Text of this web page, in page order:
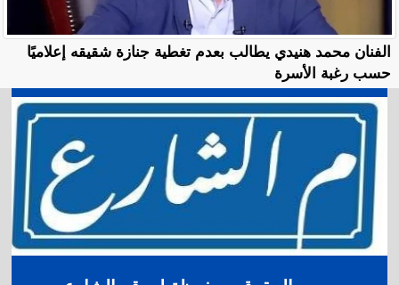
الفنان محمد هنيدي يطالب بعدم تغطية جنازة شقيقه إعلاميًا
حسب رغبة الأسرة